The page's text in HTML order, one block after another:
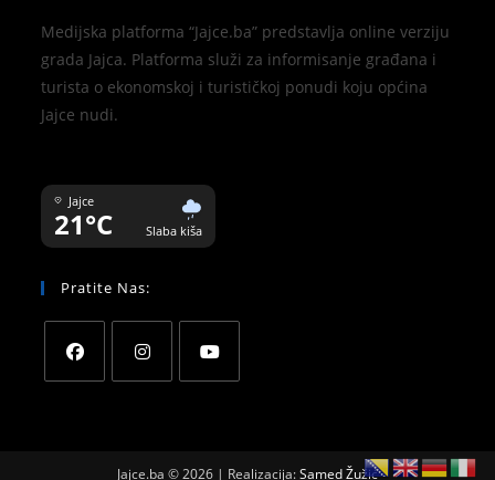
Medijska platforma “Jajce.ba” predstavlja online verziju
grada Jajca. Platforma služi za informisanje građana i
turista o ekonomskoj i turističkoj ponudi koju općina
Jajce nudi.
Jajce
21°C Slaba kiša
Pratite Nas:
Jajce.ba © 2026 | Realizacija:Samed Žužić